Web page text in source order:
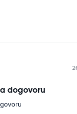
dogovoru